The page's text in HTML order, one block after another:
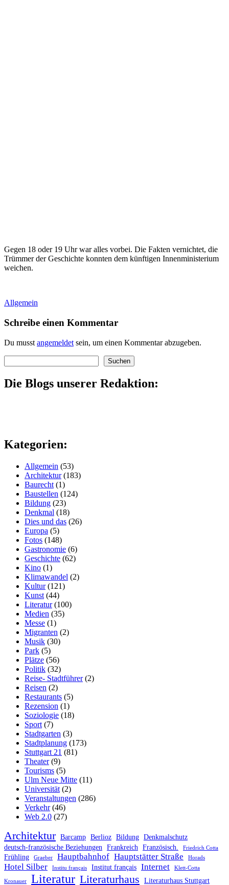
Gegen 18 oder 19 Uhr war alles vorbei. Die Fakten vernichtet, die
Trümmer der Geschichte konnten dem künftigen Innenministerium
weichen.
Allgemein
Schreibe einen Kommentar
Du musst angemeldet sein, um einen Kommentar abzugeben.
Suchen
Die Blogs unserer Redaktion:
Kategorien:
Allgemein (53)
Architektur(183)
Baurecht (1)
Baustellen (124)
Bildung (23)
Denkmal (18)
Dies und das (26)
Europa (5)
Fotos (148)
Gastronomie (6)
Geschichte (62)
Kino (1)
Klimawandel (2)
Kultur(121)
Kunst (44)
Literatur(100)
Medien (35)
Messe (1)
Migranten (2)
Musik (30)
Park (5)
Plätze (56)
Politik (32)
Reise- Stadtführer(2)
Reisen (2)
Restaurants (5)
Rezension (1)
Soziologie (18)
Sport (7)
Stadtgarten (3)
Stadtplanung (173)
Stuttgart 21 (81)
Theater(9)
Tourisms (5)
Ulm Neue Mitte (11)
Universität (2)
Veranstaltungen (286)
Verkehr(46)
Web 2.0 (27)
Architektur Barcamp Berlioz Bildung Denkmalschutz
deutsch-französische Beziehungen
Frankreich Französisch. Friedrich Cotta
Frühling Graeber Hauptbahnhof Hauptstätter Straße Horads
Hotel Silber Institu français Institut français Internet Klett-Cotta
Kronauer Literatur Literaturhaus Literaturhaus Stuttgart